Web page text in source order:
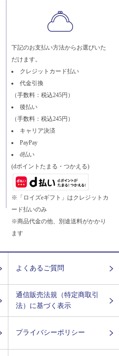
下記のお支払い方法からお選びいた
だけます。
クレジットカード払い
代金引換
（手数料：税込245円）
後払い
（手数料：税込245円）
キャリア決済
PayPay
d払い
(dポイントたまる・つかえる)
※「ロイズeギフト」はクレジットカ
ード払いのみ
※商品代金の他、別途送料がかかり
ます
よくあるご質問
通信販売法規（特定商取引
法）に基づく表示
プライバシーポリシー